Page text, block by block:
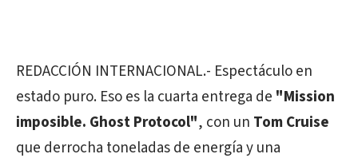
REDACCIÓN INTERNACIONAL.- Espectáculo en
estado puro. Eso es la cuarta entrega de "Mission
imposible. Ghost Protocol", con un Tom Cruise
que derrocha toneladas de energía y una